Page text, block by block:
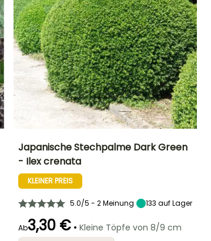
2.50 m
Japanische Stechpalme Dark Green
- Ilex crenata
KLEINER PREIS
5.0/5 - 2 Meinung 133 auf Lager
Ab3,30 € • Kleine Töpfe von 8/9 cm